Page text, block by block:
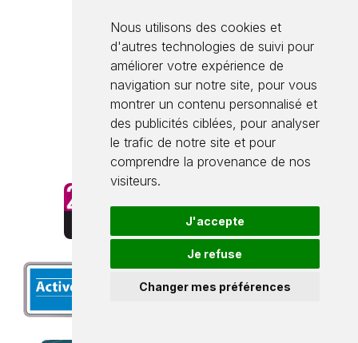
Nous utilisons des cookies et
d'autres technologies de suivi pour
améliorer votre expérience de
navigation sur notre site, pour vous
montrer un contenu personnalisé et
des publicités ciblées, pour analyser
le trafic de notre site et pour
comprendre la provenance de nos
visiteurs.
J'accepte
Je refuse
Changer mes préférences
Téléphone : 03 87 98 93 00
Télécopie : 03 87 95 45 81
Ouvert au public : du lundi au
vendredi de 8h à 12h et de
13h30 à 17h30
Contactez-nous par e-mail